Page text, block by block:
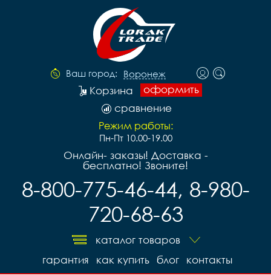
Ваш город: Воронеж
оформить
Корзина
сравнение
Режим работы:
Пн-Пт 10.00-19.00
Онлайн- заказы! Доставка -
бесплатно! Звоните!
8-800-775-46-44, 8-980-
720-68-63
каталог товаров
контакты
блог
как купить
гарантия